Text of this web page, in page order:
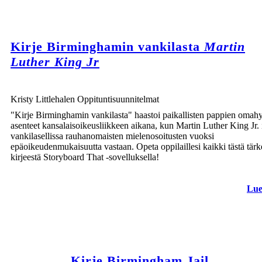
Kirje Birminghamin vankilastaMartin
Luther King Jr
Kristy Littlehalen Oppituntisuunnitelmat
"Kirje Birminghamin vankilasta" haastoi paikallisten pappien
asenteet kansalaisoikeusliikkeen aikana, kun Martin Luther King Jr.
vankilasellissa rauhanomaisten mielenosoitusten vuoksi
epäoikeudenmukaisuutta vastaan. Opeta oppilaillesi kaikki tästä
kirjeestä Storyboard That -sovelluksella!